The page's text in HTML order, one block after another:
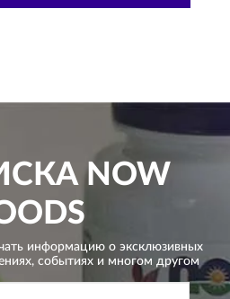
NOW
информацию о эксклюзивных
событиях и многом другом